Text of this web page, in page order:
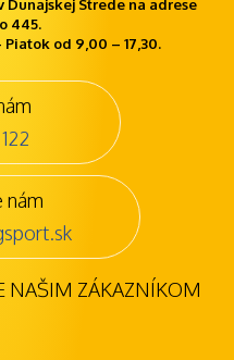
Strede na adrese
445.
od 9,00 – 17,30.
nám
NAŠIM ZÁKAZNÍKOM